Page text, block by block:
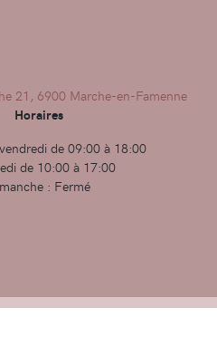
21, 6900 Marche-en-Famenne
Horaires
de 09:00 à 18:00
de 10:00 à 17:00
: Fermé